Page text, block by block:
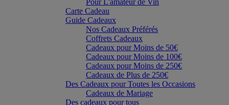
Pour L'amateur de Vin
Carte Cadeau
Guide Cadeaux
Nos Cadeaux Préférés
Coffrets Cadeaux
Cadeaux pour Moins de 50€
Cadeaux pour Moins de 100€
Cadeaux pour Moins de 250€
Cadeaux de Plus de 250€
Des Cadeaux pour Toutes les Occasions
Cadeaux de Mariage
Des cadeaux pour tous